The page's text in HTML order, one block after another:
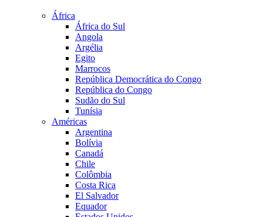
África
África do Sul
Angola
Argélia
Egito
Marrocos
República Democrática do Congo
República do Congo
Sudão do Sul
Tunísia
Américas
Argentina
Bolívia
Canadá
Chile
Colômbia
Costa Rica
El Salvador
Equador